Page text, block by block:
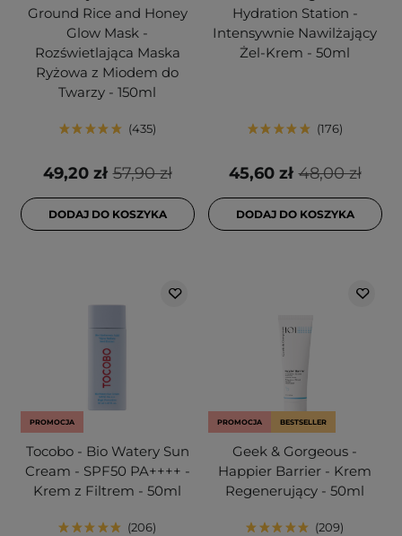
Ground Rice and Honey
Glow Mask -
Rozświetlająca Maska
Ryżowa z Miodem do
Twarzy - 150ml
435
57,90 zł
49,20 zł
DODAJ DO KOSZYKA
Hydration Station -
Intensywnie Nawilżający
Żel-Krem - 50ml
176
48,00 zł
45,60 zł
DODAJ DO KOSZYKA
PROMOCJA
Tocobo - Bio Watery Sun
Cream - SPF50 PA++++ -
Krem z Filtrem - 50ml
206
PROMOCJA BESTSELLER
Geek & Gorgeous -
Happier Barrier - Krem
Regenerujący - 50ml
209